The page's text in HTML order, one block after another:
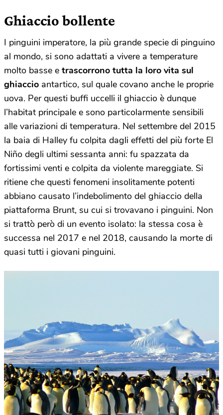
Ghiaccio bollente
I pinguini imperatore, la più grande specie di pinguino
al mondo, si sono adattati a vivere a temperature
molto basse e trascorrono tutta la loro vita sul
ghiaccio antartico, sul quale covano anche le proprie
uova. Per questi buffi uccelli il ghiaccio è dunque
l’habitat principale e sono particolarmente sensibili
alle variazioni di temperatura. Nel settembre del 2015
la baia di Halley fu colpita dagli effetti del più forte El
Niño degli ultimi sessanta anni: fu spazzata da
fortissimi venti e colpita da violente mareggiate. Si
ritiene che questi fenomeni insolitamente potenti
abbiano causato l’indebolimento del ghiaccio della
piattaforma Brunt, su cui si trovavano i pinguini. Non
si trattò però di un evento isolato: la stessa cosa è
successa nel 2017 e nel 2018, causando la morte di
quasi tutti i giovani pinguini.